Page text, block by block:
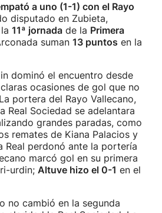
a uno (1-1) con el Rayo
disputado en Zubieta,
11ª jornada de la Primera
suman 13 puntos en la
dominó el encuentro desde
ocasiones de gol que no
portera del Rayo Vallecano,
Real Sociedad se adelantara
grandes paradas, como
remates de Kiana Palacios y
Real perdonó ante la portería
marcó gol en su primera
urdin; Altuve hizo el 0-1 en el
no cambió en la segunda